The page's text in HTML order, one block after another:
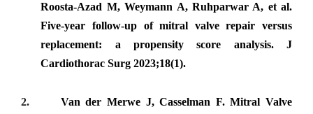
Roosta-Azad M, Weymann A, Ruhparwar A, et al.
Five-year follow-up of mitral valve repair versus
replacement: a propensity score analysis. J
Cardiothorac Surg 2023;18(1).
2.
Van der Merwe J, Casselman F. Mitral Valve